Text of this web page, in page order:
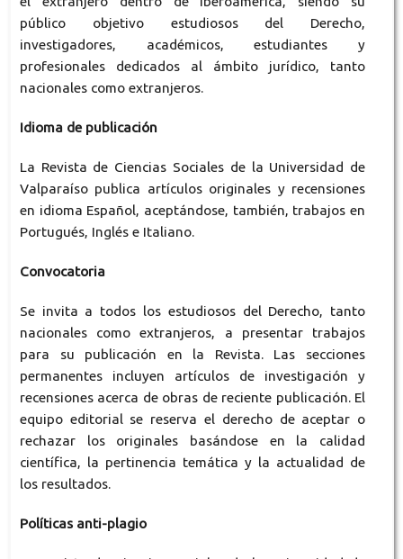
público objetivo estudiosos del Derecho,
investigadores, académicos, estudiantes y
profesionales dedicados al ámbito jurídico, tanto
nacionales como extranjeros.
Idioma de publicación
La Revista de Ciencias Sociales de la Universidad de
Valparaíso publica artículos originales y recensiones
en idioma Español, aceptándose, también, trabajos en
Portugués, Inglés e Italiano.
Convocatoria
Se invita a todos los estudiosos del Derecho, tanto
nacionales como extranjeros, a presentar trabajos
para su publicación en la Revista. Las secciones
permanentes incluyen artículos de investigación y
recensiones acerca de obras de reciente publicación. El
equipo editorial se reserva el derecho de aceptar o
rechazar los originales basándose en la calidad
científica, la pertinencia temática y la actualidad de
los resultados.
Políticas anti-plagio